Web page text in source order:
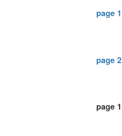
page 1
page 2
page 1